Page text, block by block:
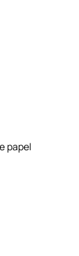
papel